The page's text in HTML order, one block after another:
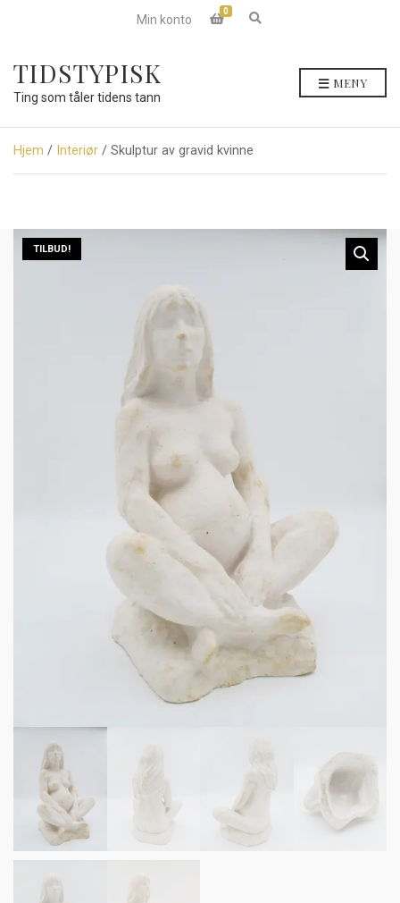
Min konto
0
E
a
h
m
TIDSTYPISK
Ting som tåler tidens tann
MENY
Hjem / Interiør / Skulptur av gravid kvinne
TILBUD!